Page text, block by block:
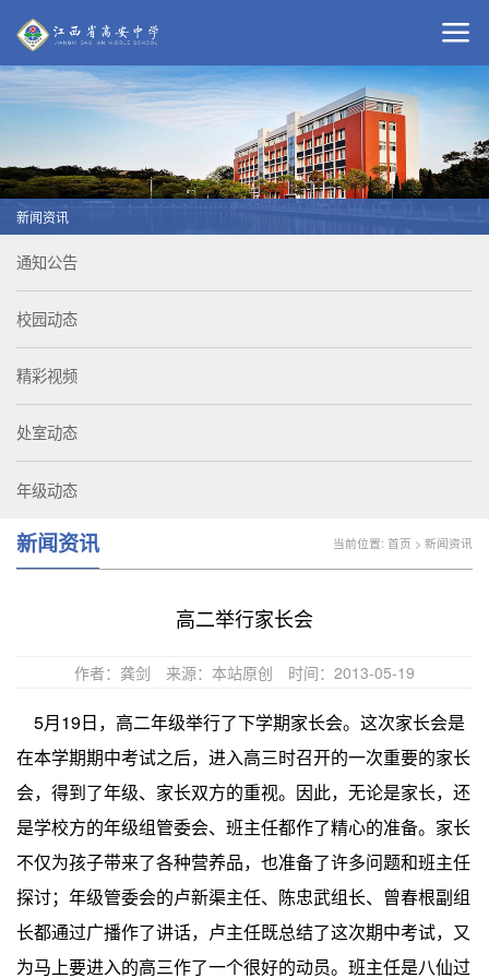
新闻资讯
通知公告
校园动态
精彩视频
处室动态
年级动态
新闻资讯 当前位置: 首页 > 新闻资讯
高二举行家长会
作者：龚剑 来源：本站原创 时间：2013-05-19
5月19日，高二年级举行了下学期家长会。这次家长会是
在本学期期中考试之后，进入高三时召开的一次重要的家长
会，得到了年级、家长双方的重视。因此，无论是家长，还
是学校方的年级组管委会、班主任都作了精心的准备。家长
不仅为孩子带来了各种营养品，也准备了许多问题和班主任
探讨；年级管委会的卢新渠主任、陈忠武组长、曾春根副组
长都通过广播作了讲话，卢主任既总结了这次期中考试，又
为马上要进入的高三作了一个很好的动员。班主任是八仙过